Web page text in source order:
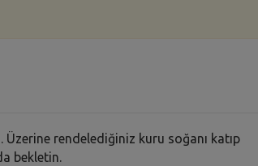
rendelediğiniz kuru soğanı katıp
bekletin.